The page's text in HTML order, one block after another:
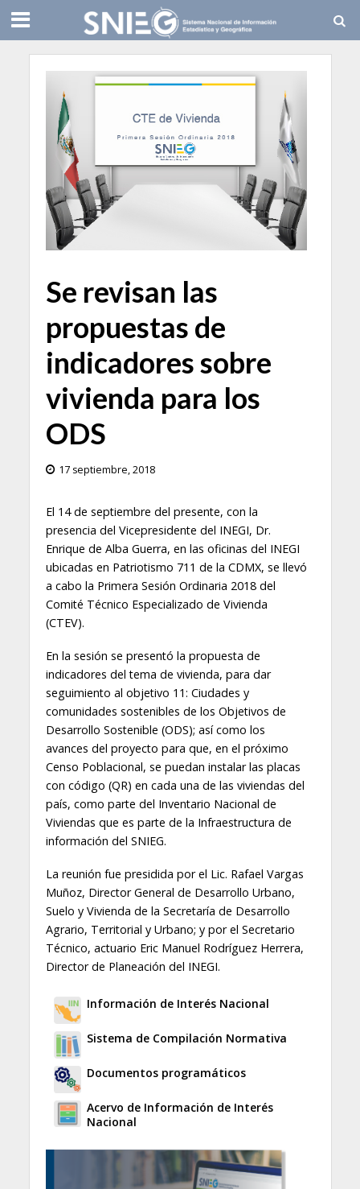
Se revisan las
propuestas de
indicadores sobre
vivienda para los
ODS
17 septiembre, 2018
El 14 de septiembre del presente, con la
presencia del Vicepresidente del INEGI, Dr.
Enrique de Alba Guerra, en las oficinas del INEGI
ubicadas en Patriotismo 711 de la CDMX, se llevó
a cabo la Primera Sesión Ordinaria 2018 del
Comité Técnico Especializado de Vivienda
(CTEV).
En la sesión se presentó la propuesta de
indicadores del tema de vivienda, para dar
seguimiento al objetivo 11: Ciudades y
comunidades sostenibles de los Objetivos de
Desarrollo Sostenible (ODS); así como los
avances del proyecto para que, en el próximo
Censo Poblacional, se puedan instalar las placas
con código (QR) en cada una de las viviendas del
país, como parte del Inventario Nacional de
Viviendas que es parte de la Infraestructura de
información del SNIEG.
La reunión fue presidida por el Lic. Rafael Vargas
Muñoz, Director General de Desarrollo Urbano,
Suelo y Vivienda de la Secretaría de Desarrollo
Agrario, Territorial y Urbano; y por el Secretario
Técnico, actuario Eric Manuel Rodríguez Herrera,
Director de Planeación del INEGI.
Información de Interés Nacional
Sistema de Compilación Normativa
Documentos programáticos
Acervo de Información de Interés
Nacional